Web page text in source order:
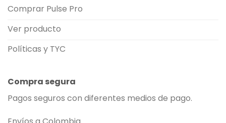
Comprar Pulse Pro
Ver producto
Políticas y TYC
Compra segura
Pagos seguros con diferentes medios de pago.